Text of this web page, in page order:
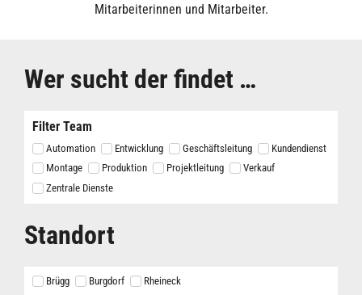
Mitarbeiterinnen und Mitarbeiter.
Wer sucht der findet …
Filter Team
Automation Entwicklung Geschäftsleitung
Kundendienst
Montage
Produktion Projektleitung
Verkauf
Zentrale Dienste
Standort
Brügg Burgdorf Rheineck